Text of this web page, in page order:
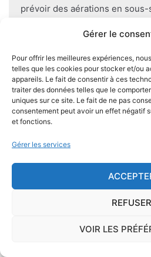
Gérer le
Pour offrir les meilleures expériences,
telles que les cookies pour stocker et/ou
appareils. Le fait de consentir à ces
traiter des données telles que le
uniques sur ce site. Le fait de ne pas
consentement peut avoir un effet négatif
et fonctions.
Gérer les services
REFUSER
VOIR LES
prévoir des aérations en
Je demande le
risques pour
considéré commefaible